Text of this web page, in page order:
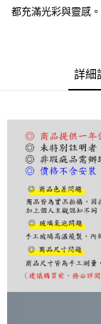
全盈+PAY
AFTEE先享後付是「
【「AFTEE先享後付
１．於結帳方式選擇
２．訂單成立數日內
３．收到繳費通知簡
ATM／網路銀行／等
※ 請注意：結帳手續
後付繳納相關費用。
※ 交易是否成功請以
是否繳費成功／繳費
客戶支援中心」
宅配
每筆NT$180，滿
都充滿光彩與靈感。
詳細